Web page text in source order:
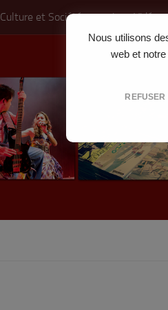
Nous utilisons
web et
REFUSER
Culture et Société Jeux Vidéo